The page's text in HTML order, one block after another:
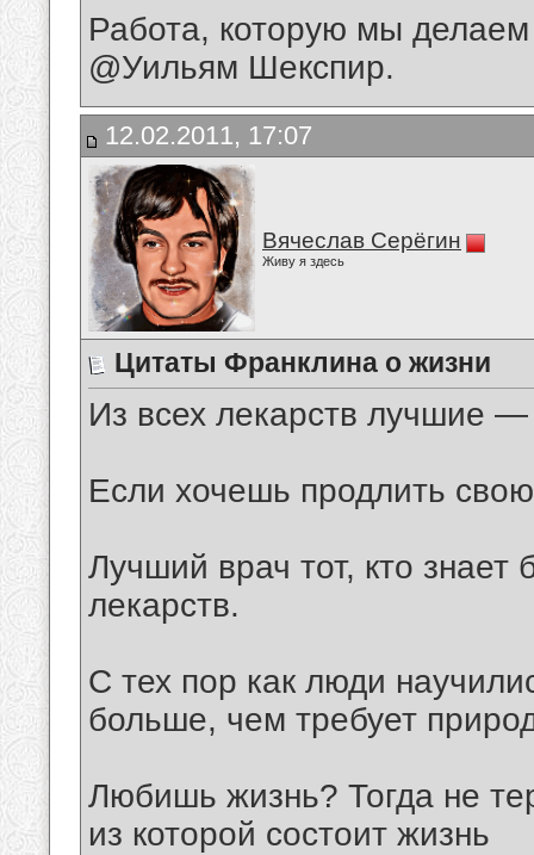
Работа, которую мы
@Уильям Шекспир.
12.02.2011, 17:07
Вячеслав Серёгин
Живу я здесь
Цитаты Франклина о жизни
Из всех лекарств лучшие
Если хочешь продлить
Лучший врач тот, кто знает
лекарств.
С тех пор как люди
больше, чем требует
Любишь жизнь? Тогда не
из которой состоит жизнь